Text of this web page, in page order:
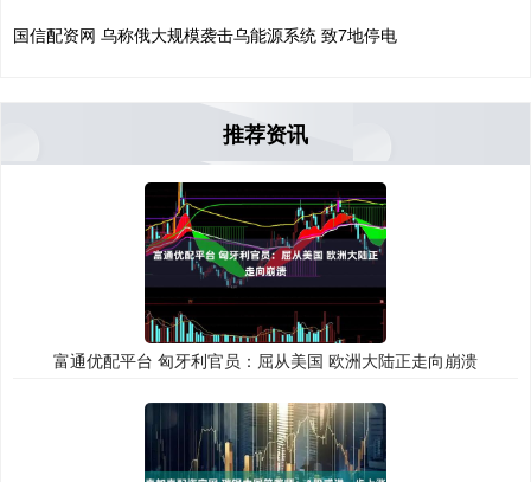
国信配资网 乌称俄大规模袭击乌能源系统 致7地停电
推荐资讯
富通优配平台 匈牙利官员：屈从美国 欧洲大陆正走向崩溃